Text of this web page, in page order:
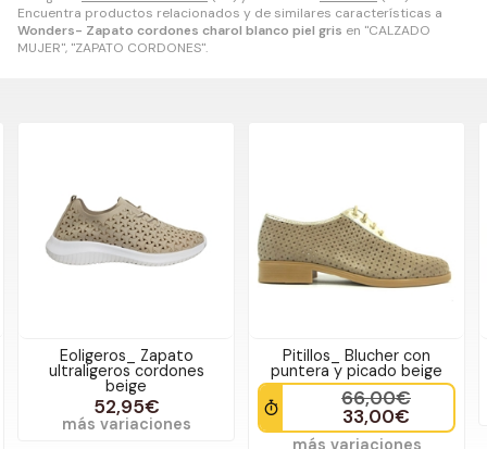
Encuentra productos relacionados y de similares características a
Wonders- Zapato cordones charol blanco piel gris en "CALZADO
MUJER", "ZAPATO CORDONES".
Pitillos_ Blucher con
puntera y picado beige
66,00€
33,00€
Salonissimos- Zapatos
cordones serraje burdeos
79,95€ 39,97€
más variaciones